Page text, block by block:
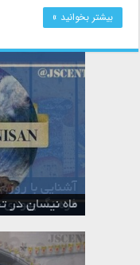
بیشتر بخوانید »
آشنایی با
فرهنگ یهودی
ماه نیسان در
تقویم عبری
ماه شواط در
ماه طوت در
ماه حشوان در
ماه تیشری در
ماه الول در